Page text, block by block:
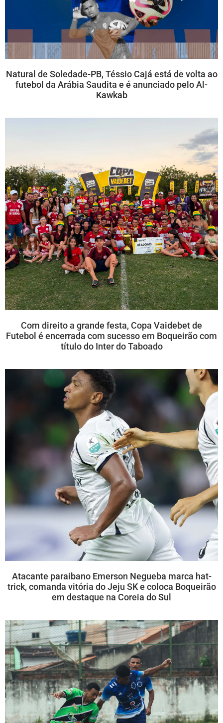
Natural de Soledade-PB, Téssio Cajá está de volta ao
futebol da Arábia Saudita e é anunciado pelo Al-
Kawkab
Com direito a grande festa, Copa Vaidebet de
Futebol é encerrada com sucesso em Boqueirão com
título do Inter do Taboado
Atacante paraibano Emerson Negueba marca hat-
trick, comanda vitória do Jeju SK e coloca Boqueirão
em destaque na Coreia do Sul